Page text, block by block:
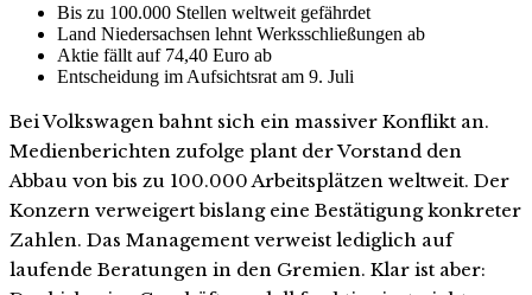
Bis zu 100.000 Stellen weltweit gefährdet
Land Niedersachsen lehnt Werksschließungen ab
Aktie fällt auf 74,40 Euro ab
Entscheidung im Aufsichtsrat am 9. Juli
Bei Volkswagen bahnt sich ein massiver Konflikt an.
Medienberichten zufolge plant der Vorstand den
Abbau von bis zu 100.000 Arbeitsplätzen weltweit. Der
Konzern verweigert bislang eine Bestätigung konkreter
Zahlen. Das Management verweist lediglich auf
laufende Beratungen in den Gremien. Klar ist aber: